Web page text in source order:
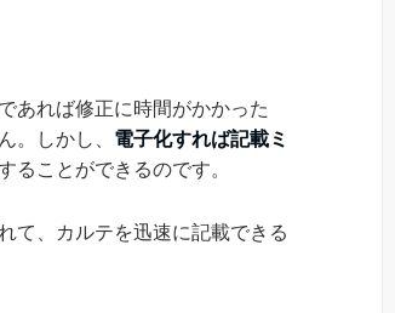
あれば修正に時間がかかった
。しかし、 電子化すれば記載ミ
ることができるのです。
て、カルテを迅速に記載できる